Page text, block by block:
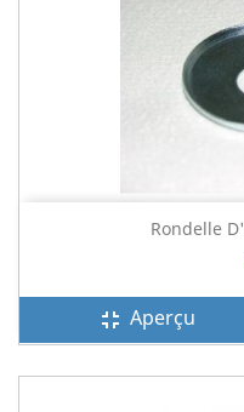
Rondelle
fullscreen_exit Aperçu